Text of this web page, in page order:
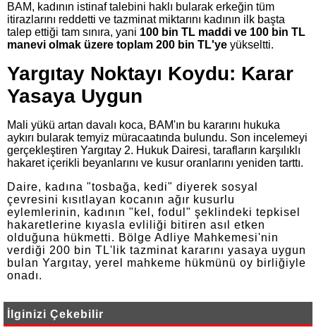
BAM, kadının istinaf talebini haklı bularak erkeğin tüm
itirazlarını reddetti ve tazminat miktarını kadının ilk başta
talep ettiği tam sınıra, yani 100 bin TL maddi ve 100 bin TL
manevi olmak üzere toplam 200 bin TL'ye yükseltti.
Yargıtay Noktayı Koydu: Karar
Yasaya Uygun
Mali yükü artan davalı koca, BAM'ın bu kararını hukuka
aykırı bularak temyiz müracaatında bulundu. Son incelemeyi
gerçekleştiren Yargıtay 2. Hukuk Dairesi, tarafların karşılıklı
hakaret içerikli beyanlarını ve kusur oranlarını yeniden tarttı.
Daire, kadına "tosbağa, kedi" diyerek sosyal
çevresini kısıtlayan kocanın ağır kusurlu
eylemlerinin, kadının "kel, fodul" şeklindeki tepkisel
hakaretlerine kıyasla evliliği bitiren asıl etken
olduğuna hükmetti. Bölge Adliye Mahkemesi'nin
verdiği 200 bin TL'lik tazminat kararını yasaya uygun
bulan Yargıtay, yerel mahkeme hükmünü oy birliğiyle
onadı.
İlginizi Çekebilir